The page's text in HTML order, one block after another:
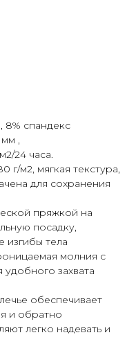
8% спандекс
,
24 часа.
г/м2, мягкая текстура,
для сохранения
пряжкой на
посадку,
изгибы тела
молния с
захвата
обеспечивает
и обратно
легко надевать и